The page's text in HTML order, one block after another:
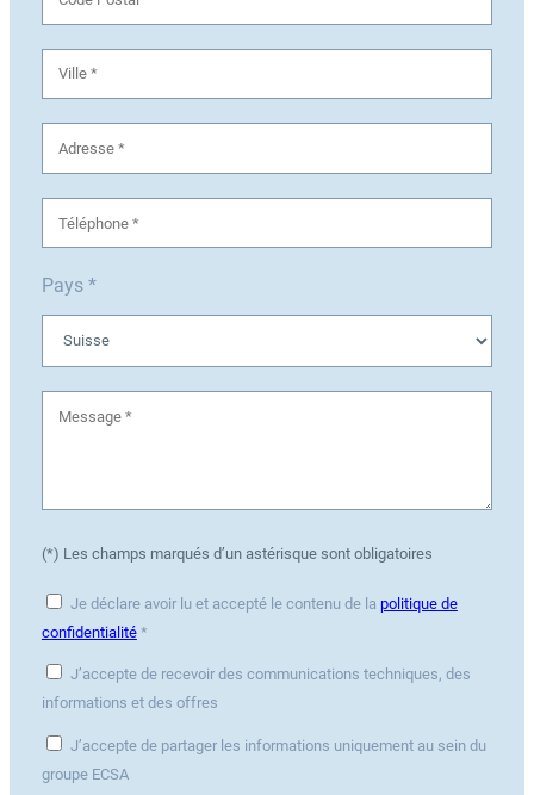
Pays *
(*) Les champs marqués d’un astérisque sont obligatoires
Je déclare avoir lu et accepté le contenu de la politique de
confidentialité*
J’accepte de recevoir des communications techniques, des
informations et des offres
J’accepte de partager les informations uniquement au sein du
groupe ECSA